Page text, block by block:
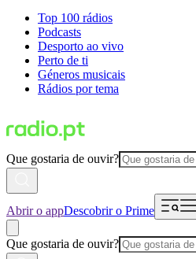
Top 100 rádios
Podcasts
Desporto ao vivo
Perto de ti
Géneros musicais
Rádios por tema
Que gostaria de ouvir?
Abrir o appDescobrir o Prime
Que gostaria de ouvir?